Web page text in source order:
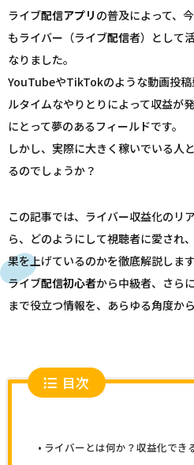
ライブ配信アプリ の普及によって、
もライバー（ライブ配信者）として
なりました。
YouTubeやTikTokのような動画投
ルタイムなやりとりによって収益が
にとって夢のあるフィールドです。
しかし、実際に大きく稼いでいる人
るのでしょうか？
この記事では、ライバー収益化のリ
ら、どのようにして視聴者に愛され
果を上げているのかを徹底解説します
ライブ配信初心者から中級者、さら
まで役立つ情報を、あらゆる角度か
目次
ライバーとは何か？収益化でき